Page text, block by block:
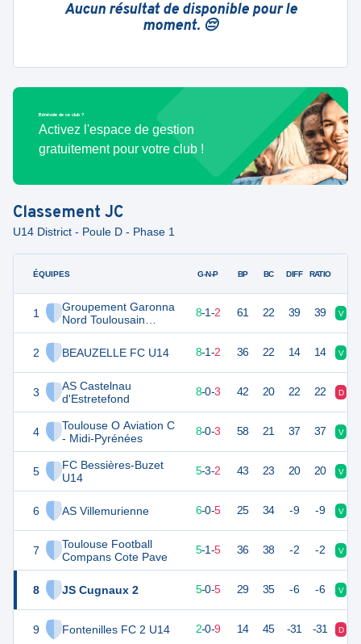
Aucun résultat de disponible pour le
moment. 😔
Bénévole de ce club ?
Activez l'espace de gestion
gratuitement pour votre club !
Classement JC
U14 District - Poule D - Phase 1
ÉQUIPES
1
Groupement Garonna
Nord Toulousain
Football Club 2
2
BEAUZELLE FC U14
3
AS Castelnau
d'Estretefond
4
Toulouse O Aviation C
- Midi-Pyrénées
5
FC Bessières-Buzet
U14
6 AS Villemurienne
7
Toulouse Football
Compans Cote Pave
8 JS Cugnaux 2
9 Fontenilles FC 2 U14
G-N-P BP BC DIFF RATIO
25 11 8-1-2 61 22 39 39 V
25 11 8-1-2 36 22 14 14 V
8-0-3 42 20 22 22 D
24 11 8-0-3 58 21 37 37 V
18 5-3-2 43 23 20 20 V
18 6-0-5 25 34 -9 -9 V
16 5-1-5 36 38 -2 -2 V
5-0-5 29 35 -6 -6 V
6 11 2-0-9 14 45 -31 -31 D